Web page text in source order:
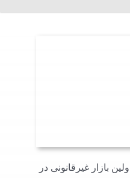
جاده ابریشیم یا Silk Road اولین بازار غیرقانونی در